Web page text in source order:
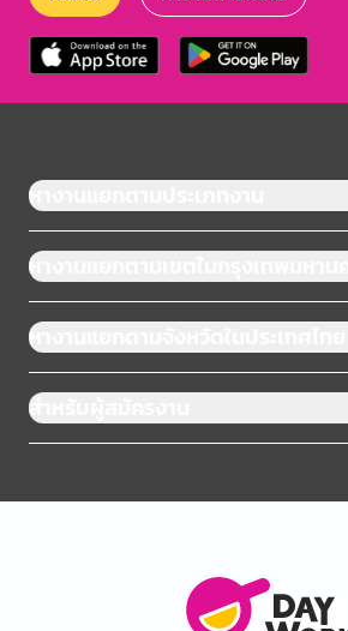
หางานแยกตามประเภทงาน
หางานแยกตามเขตในกรุงเทพมหานคร
หางานแยกตามจังหวัดในประเทศไทย
สำหรับผู้สมัครงาน